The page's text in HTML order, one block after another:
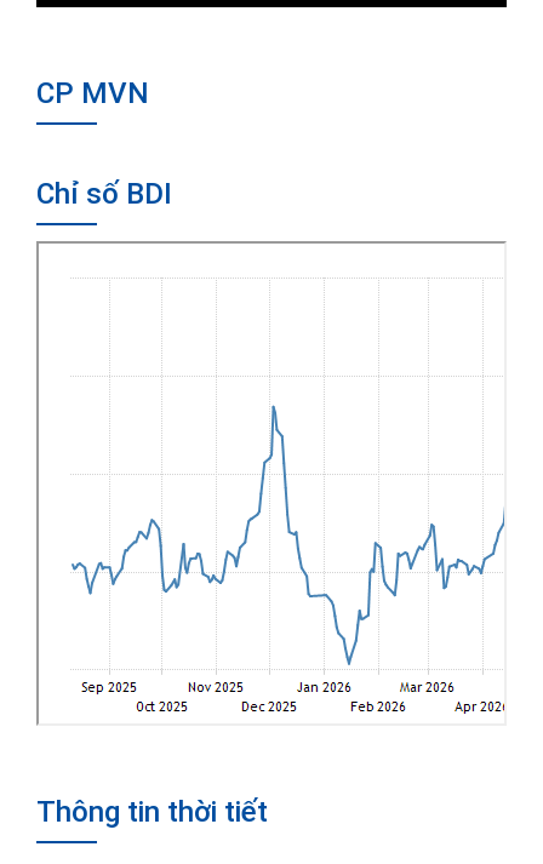
CP MVN
Chỉ số BDI
Thông tin thời tiết